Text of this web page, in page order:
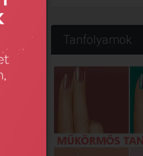
Tanfolyamok